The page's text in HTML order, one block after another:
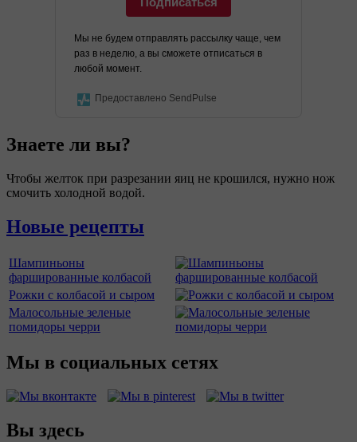
Мы не будем отправлять рассылку чаще, чем
раз в неделю, а вы сможете отписаться в
любой момент.
Предоставлено SendPulse
Знаете ли вы?
Чтобы желток при разрезании яиц не крошился, нужно нож
смочить холодной водой.
Новые рецепты
Шампиньоны
фаршированные колбасой
Рожки с колбасой и сыром
Малосольные зеленые
помидоры черри
Мы в социальных сетях
Вы здесь